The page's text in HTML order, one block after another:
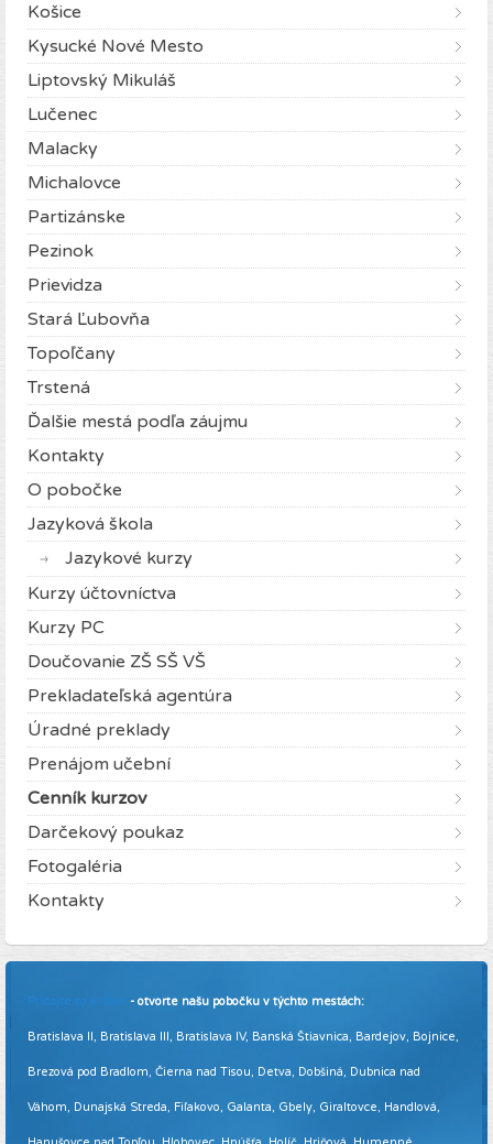
Košice
Kysucké Nové Mesto
Liptovský Mikuláš
Lučenec
Malacky
Michalovce
Partizánske
Pezinok
Prievidza
Stará Ľubovňa
Topoľčany
Trstená
Ďalšie mestá podľa záujmu
Kontakty
O pobočke
Jazyková škola
Jazykové kurzy
Kurzy účtovníctva
Kurzy PC
Doučovanie ZŠ SŠ VŠ
Prekladateľská agentúra
Úradné preklady
Prenájom učební
Cenník kurzov
Darčekový poukaz
Fotogaléria
Kontakty
Pridajte sa k nám - otvorte našu pobočku v týchto mestách:
Bratislava II, Bratislava III, Bratislava IV, Banská Štiavnica, Bardejov, Bojnice,
Brezová pod Bradlom, Čierna nad Tisou, Detva, Dobšiná, Dubnica nad
Váhom, Dunajská Streda, Fiľakovo, Galanta, Gbely, Giraltovce, Handlová,